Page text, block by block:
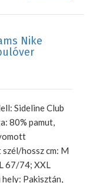
Nike
Sideline Club
80% pamut,
hossz cm: M
67/74; XXL
Pakisztán,